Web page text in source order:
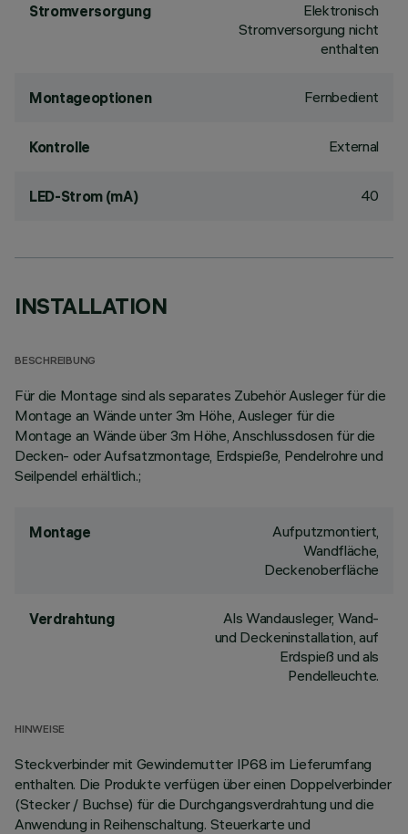
Stromversorgung
Elektronisch
Stromversorgung nicht
enthalten
Montageoptionen Fernbedient
Kontrolle External
LED-Strom (mA) 40
INSTALLATION
BESCHREIBUNG
Für die Montage sind als separates Zubehör Ausleger für die
Montage an Wände unter 3m Höhe, Ausleger für die
Montage an Wände über 3m Höhe, Anschlussdosen für die
Decken- oder Aufsatzmontage, Erdspieße, Pendelrohre und
Seilpendel erhältlich.;
Montage
Aufputzmontiert,
Wandfläche,
Deckenoberfläche
Verdrahtung
Als Wandausleger, Wand-
und Deckeninstallation, auf
Erdspieß und als
Pendelleuchte.
HINWEISE
Steckverbinder mit Gewindemutter IP68 im Lieferumfang
enthalten. Die Produkte verfügen über einen Doppelverbinder
(Stecker / Buchse) für die Durchgangsverdrahtung und die
Anwendung in Reihenschaltung. Steuerkarte und